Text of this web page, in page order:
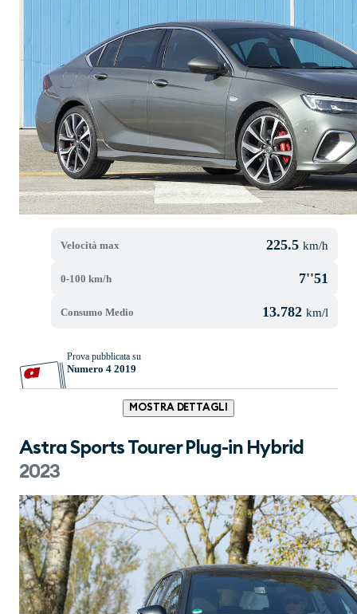
Velocità max 225.5 km/h
0-100 km/h 7''51
Consumo Medio 13.782 km/l
Prova pubblicata su
Numero 4 2019
MOSTRA DETTAGLI
Astra Sports Tourer Plug-in Hybrid
2023